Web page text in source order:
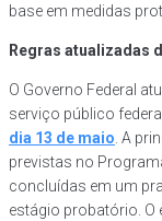
base em medidas
Regras atualizadas
O Governo Federal
serviço público federal.
dia 13 de maio . A
previstas no
concluídas em um
estágio probatório.